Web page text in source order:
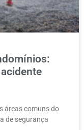
áreas comuns do
de segurança